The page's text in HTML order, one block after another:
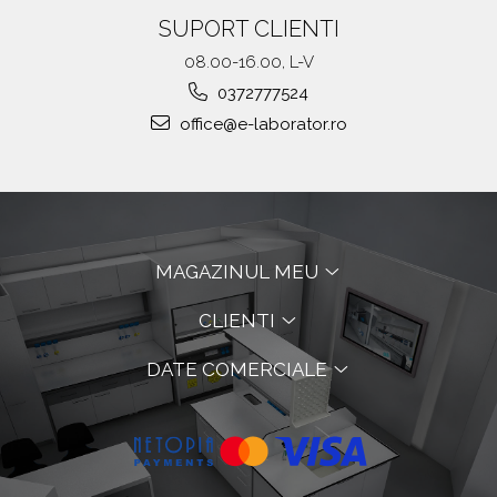
SUPORT CLIENTI
08.00-16.00, L-V
0372777524
office@e-laborator.ro
MAGAZINUL MEU
CLIENTI
DATE COMERCIALE